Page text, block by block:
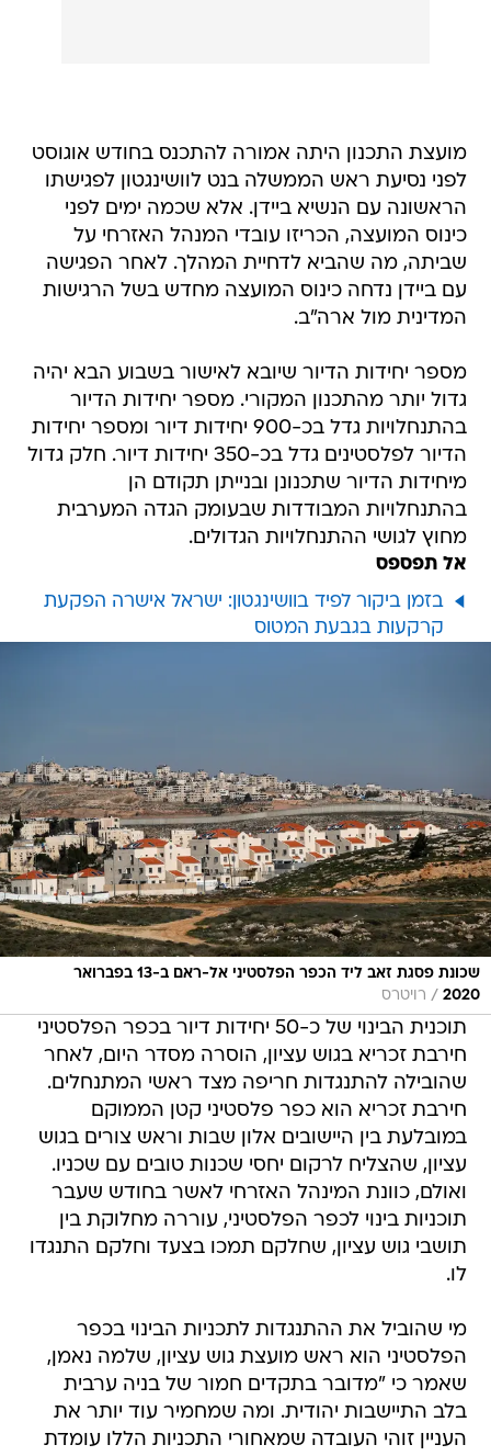
מועצת התכנון היתה אמורה להתכנס בחודש אוגוסט
לפני נסיעת ראש הממשלה בנט לוושינגטון לפגישתו
הראשונה עם הנשיא ביידן. אלא שכמה ימים לפני
כינוס המועצה, הכריזו עובדי המנהל האזרחי על
שביתה, מה שהביא לדחיית המהלך. לאחר הפגישה
עם ביידן נדחה כינוס המועצה מחדש בשל הרגישות
המדינית מול ארה"ב.
מספר יחידות הדיור שיובא לאישור בשבוע הבא יהיה
גדול יותר מהתכנון המקורי. מספר יחידות הדיור
בהתנחלויות גדל בכ-900 יחידות דיור ומספר יחידות
הדיור לפלסטינים גדל בכ-350 יחידות דיור. חלק גדול
מיחידות הדיור שתכנונן ובנייתן תקודם הן
בהתנחלויות המבודדות שבעומק הגדה המערבית
מחוץ לגושי ההתנחלויות הגדולים.
אל תפספס
בזמן ביקור לפיד בוושינגטון: ישראל אישרה הפקעת
קרקעות בגבעת המטוס
שכונת פסגת זאב ליד הכפר הפלסטיני אל-ראם ב-13 בפברואר
2020
/ רויטרס
תוכנית הבינוי של כ-50 יחידות דיור בכפר הפלסטיני
חירבת זכריא בגוש עציון, הוסרה מסדר היום, לאחר
שהובילה להתנגדות חריפה מצד ראשי המתנחלים.
חירבת זכריא הוא כפר פלסטיני קטן הממוקם
במובלעת בין היישובים אלון שבות וראש צורים בגוש
עציון, שהצליח לרקום יחסי שכנות טובים עם שכניו.
ואולם, כוונת המינהל האזרחי לאשר בחודש שעבר
תוכניות בינוי לכפר הפלסטיני, עוררה מחלוקת בין
תושבי גוש עציון, שחלקם תמכו בצעד וחלקם התנגדו
לו.
מי שהוביל את ההתנגדות לתכניות הבינוי בכפר
הפלסטיני הוא ראש מועצת גוש עציון, שלמה נאמן,
שאמר כי "מדובר בתקדים חמור של בניה ערבית
בלב התיישבות יהודית. ומה שמחמיר עוד יותר את
העניין זוהי העובדה שמאחורי התכניות הללו עומדת